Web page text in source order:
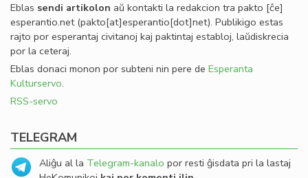
Eblas sendi artikolon aŭ kontakti la redakcion tra pakto [ĉe]
esperantio.net(pakto[at]esperantio[dot]net). Publikigo estas
rajto por esperantaj civitanoj kaj paktintaj establoj, laŭdiskrecia
por la ceteraj.
Eblas donaci monon por subteni nin pere de Esperanta
Kulturservo.
RSS-servo
TELEGRAM
Aliĝu al la Telegram-kanalo por resti ĝisdata pri la lastaj